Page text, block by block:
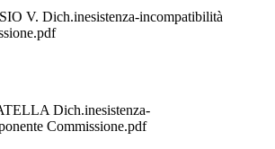
V. Dich.inesistenza-incompatibilità
Dich.inesistenza-
Commissione.pdf